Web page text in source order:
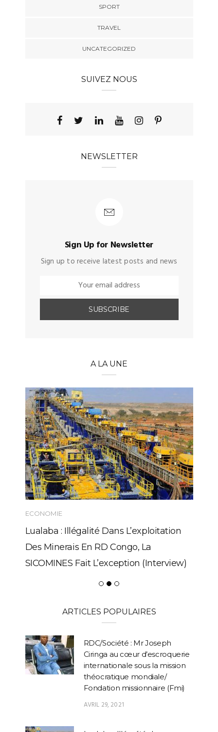
SPORT
TRAVEL
UNCATEGORIZED
SUIVEZ NOUS
NEWSLETTER
Sign Up for Newsletter
Sign up to receive latest posts and news
A LA UNE
ECONOMIE
Lualaba : Illégalité Dans L’exploitation
Des Minerais En RD Congo, La
SICOMINES Fait L’exception (Interview)
ARTICLES POPULAIRES
RDC/Société : Mr Joseph
Ciringa au cœur d’escroquerie
internationale sous la mission
théocratique mondiale/
Fondation missionnaire (Fmi)
AVRIL 29, 2021